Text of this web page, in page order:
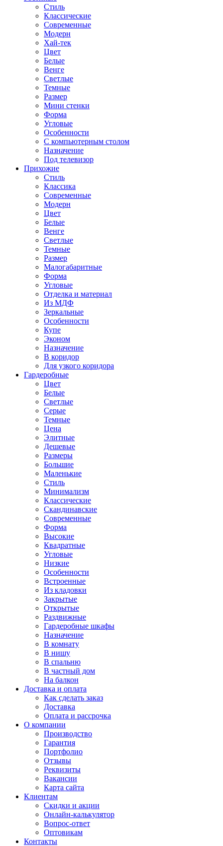
Стиль
Классические
Современные
Модерн
Хай-тек
Цвет
Белые
Венге
Светлые
Темные
Размер
Мини стенки
Форма
Угловые
Особенности
С компьютерным столом
Назначение
Под телевизор
Прихожие
Стиль
Классика
Современные
Модерн
Цвет
Белые
Венге
Светлые
Темные
Размер
Малогабаритные
Форма
Угловые
Отделка и материал
Из МДФ
Зеркальные
Особенности
Купе
Эконом
Назначение
В коридор
Для узкого коридора
Гардеробные
Цвет
Белые
Светлые
Серые
Темные
Цена
Элитные
Дешевые
Размеры
Большие
Маленькие
Стиль
Минимализм
Классические
Скандинавские
Современные
Форма
Высокие
Квадратные
Угловые
Низкие
Особенности
Встроенные
Из кладовки
Закрытые
Открытые
Раздвижные
Гардеробные шкафы
Назначение
В комнату
В нишу
В спальню
В частный дом
На балкон
Доставка и оплата
Как сделать заказ
Доставка
Оплата и рассрочка
О компании
Производство
Гарантия
Портфолио
Отзывы
Реквизиты
Вакансии
Карта сайта
Клиентам
Скидки и акции
Онлайн-калькулятор
Вопрос-ответ
Оптовикам
Контакты